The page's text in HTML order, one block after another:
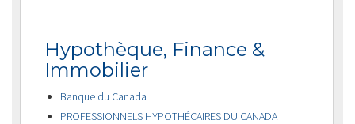
Hypothèque, Finance &
Immobilier
Banque du Canada
PROFESSIONNELS HYPOTHÉCAIRES DU CANADA